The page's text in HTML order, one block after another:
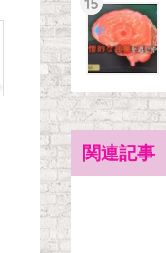
関連記事